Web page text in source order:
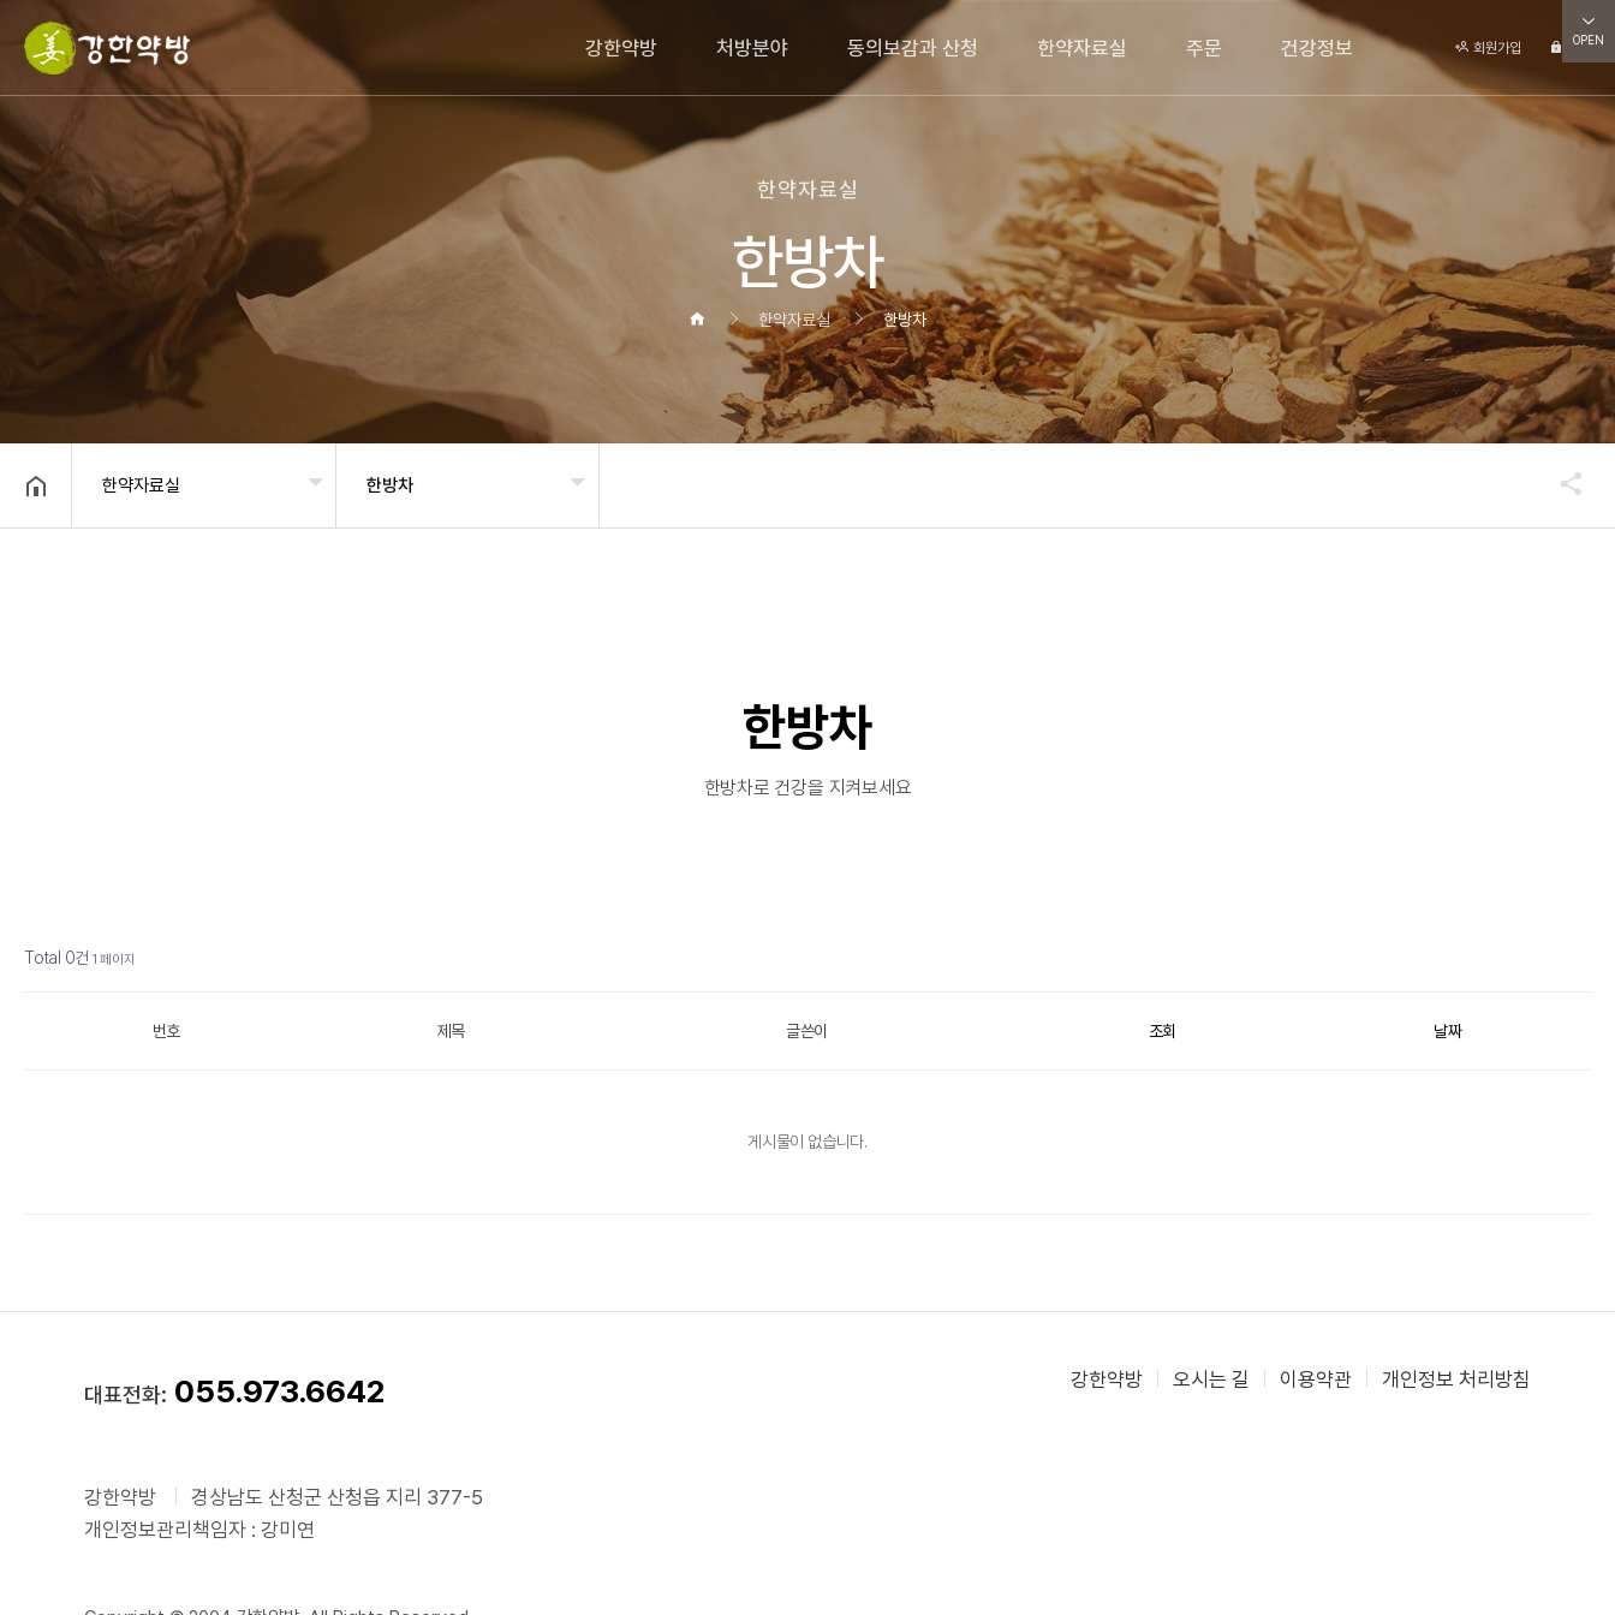
OPEN
강한약방 처방분야 동의보감과 산청 한약자료실 주문 건강정보 회원가입 로그인
한약자료실
한방차
한약자료실 한방차
한약자료실 한방차
한방차
한방차로 건강을 지켜보세요
Total 0건 1 페이지
번호 제목 글쓴이 조회 날짜
게시물이 없습니다.
대표전화: 055.973.6642 강한약방 오시는 길 이용약관 개인정보 처리방침
강한약방
경상남도 산청군 산청읍 지리 377-5
개인정보관리책임자 : 강미연